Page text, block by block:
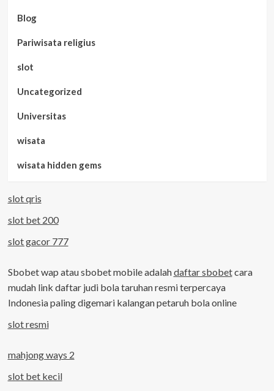
Blog
Pariwisata religius
slot
Uncategorized
Universitas
wisata
wisata hidden gems
slot qris
slot bet 200
slot gacor 777
Sbobet wap atau sbobet mobile adalahdaftar sbobetcara
mudah link daftar judi bola taruhan resmi terpercaya
Indonesia paling digemari kalangan petaruh bola online
slot resmi
mahjong ways 2
slot bet kecil